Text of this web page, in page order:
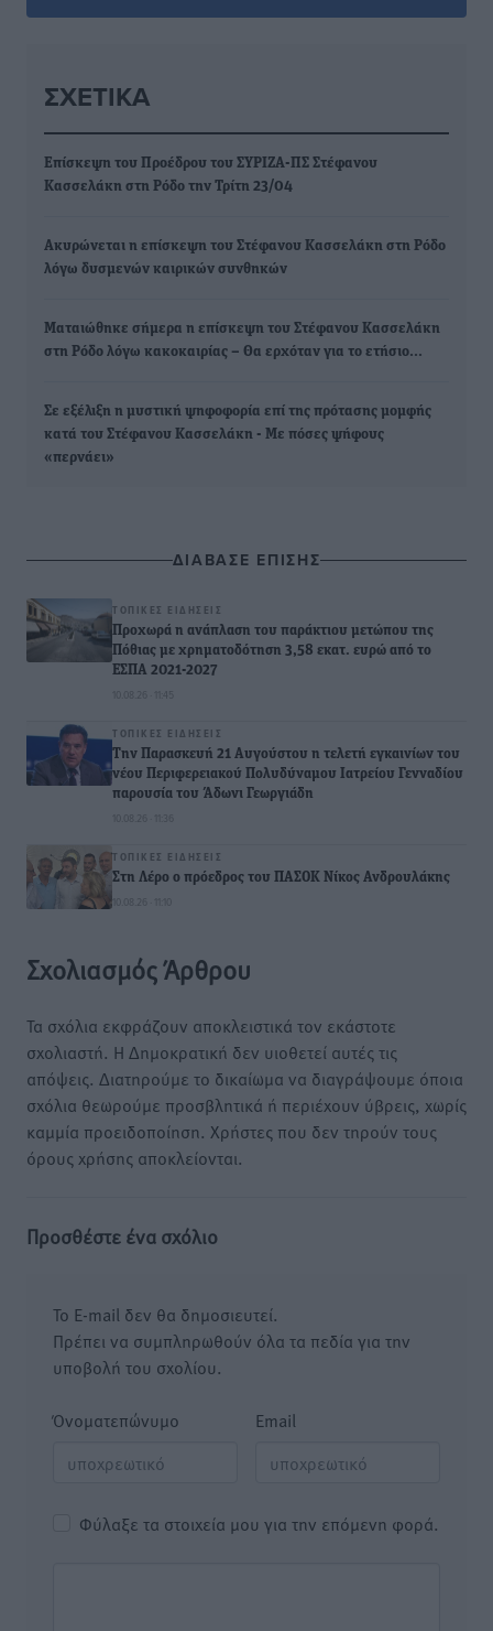
ΣΧΕΤΙΚΆ
Επίσκεψη του Προέδρου του ΣΥΡΙΖΑ-ΠΣ Στέφανου
Κασσελάκη στη Ρόδο την Τρίτη 23/04
Ακυρώνεται η επίσκεψη του Στέφανου Κασσελάκη στη Ρόδο
λόγω δυσμενών καιρικών συνθηκών
Ματαιώθηκε σήμερα η επίσκεψη του Στέφανου Κασσελάκη
στη Ρόδο λόγω κακοκαιρίας – Θα ερχόταν για το ετήσιο…
Σε εξέλιξη η μυστική ψηφοφορία επί της πρότασης μομφής
κατά του Στέφανου Κασσελάκη - Με πόσες ψήφους
«περνάει»
ΔΙΑΒΑΣΕ ΕΠΙΣΗΣ
ΤΟΠΙΚΈΣ ΕΙΔΉΣΕΙΣ
Προχωρά η ανάπλαση του παράκτιου μετώπου της
Πόθιας με χρηματοδότηση 3,58 εκατ. ευρώ από το
ΕΣΠΑ 2021-2027
10.08.26 · 11:45
ΤΟΠΙΚΈΣ ΕΙΔΉΣΕΙΣ
Την Παρασκευή 21 Αυγούστου η τελετή εγκαινίων του
νέου Περιφερειακού Πολυδύναμου Ιατρείου Γενναδίου
παρουσία του Άδωνι Γεωργιάδη
10.08.26 · 11:36
ΤΟΠΙΚΈΣ ΕΙΔΉΣΕΙΣ
Στη Λέρο ο πρόεδρος του ΠΑΣΟΚ Νίκος Ανδρουλάκης
10.08.26 · 11:10
Σχολιασμός Άρθρου
Τα σχόλια εκφράζουν αποκλειστικά τον εκάστοτε
σχολιαστή. Η Δημοκρατική δεν υιοθετεί αυτές τις
απόψεις. Διατηρούμε το δικαίωμα να διαγράψουμε όποια
σχόλια θεωρούμε προσβλητικά ή περιέχουν ύβρεις, χωρίς
καμμία προειδοποίηση. Χρήστες που δεν τηρούν τους
όρους χρήσης αποκλείονται.
Προσθέστε ένα σχόλιο
Το E-mail δεν θα δημοσιευτεί.
Πρέπει να συμπληρωθούν όλα τα πεδία για την
υποβολή του σχολίου.
Όνοματεπώνυμο Email
Φύλαξε τα στοιχεία μου για την επόμενη φορά.